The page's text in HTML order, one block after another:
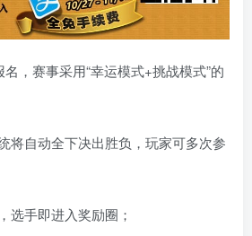
，赛事采用“幸运模式+挑战模式”的
将自动全下决出胜负，玩家可多次参
选手即进入奖励圈；